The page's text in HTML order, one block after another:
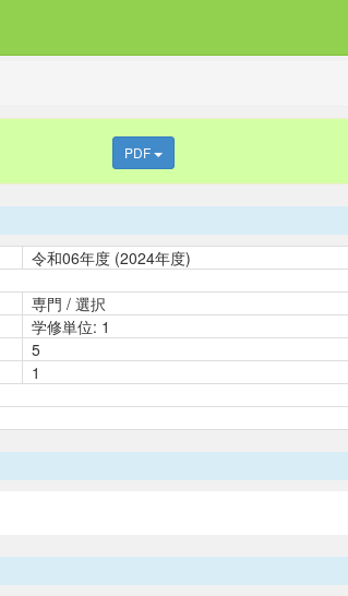
PDF
令和06年度 (2024年度)
専門 / 選択
学修単位: 1
5
1